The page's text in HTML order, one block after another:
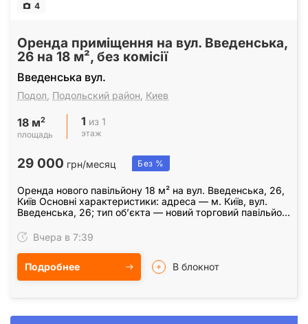
4
Оренда приміщення на вул. Введенська,
26 на 18 м², без комісії
Введенська вул.
Подол Подольский район Киев
18 м2
площадь
1 из 1
этаж
29 000 грн/месяц Без %
Оренда нового павільйону 18 м² на вул. Введенська, 26,
Київ Основні характеристики: адреса — м. Київ, вул.
Введенська, 26; тип об’єкта — новий торговий павільйон;
Вчера в 7:39
Подробнее В блокнот